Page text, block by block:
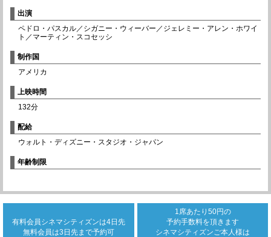
出演
ペドロ・パスカル／シガニー・ウィーバー／ジェレミー・アレン・ホワイ
ト／マーティン・スコセッシ
制作国
アメリカ
上映時間
132分
配給
ウォルト・ディズニー・スタジオ・ジャパン
年齢制限
有料会員シネマシティズンは4日先
無料会員は3日先まで予約可
1席あたり50円の
予約手数料を頂きます
シネマシティズンご本人様は